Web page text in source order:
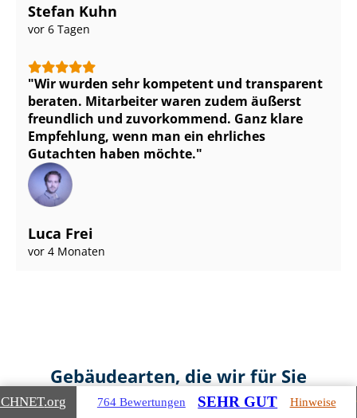
Stefan Kuhn
vor 6 Tagen
Wir wurden sehr kompetent und transparent
beraten. Mitarbeiter waren zudem äußerst
freundlich und zuvorkommend. Ganz klare
Empfehlung, wenn man ein ehrliches
Gutachten haben möchte.
Luca Frei
vor 4 Monaten
Gebäudearten, die wir für Sie
bewerten
.org 764 Bewertungen SEHR GUT Hinweise